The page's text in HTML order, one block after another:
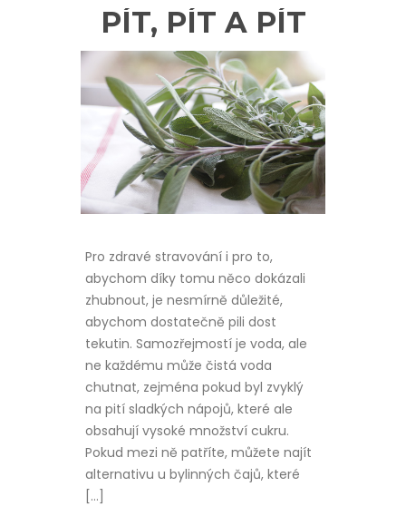
PÍT, PÍT A PÍT
Pro zdravé stravování i pro to,
abychom díky tomu něco dokázali
zhubnout, je nesmírně důležité,
abychom dostatečně pili dost
tekutin. Samozřejmostí je voda, ale
ne každému může čistá voda
chutnat, zejména pokud byl zvyklý
na pití sladkých nápojů, které ale
obsahují vysoké množství cukru.
Pokud mezi ně patříte, můžete najít
alternativu u bylinných čajů, které
[…]